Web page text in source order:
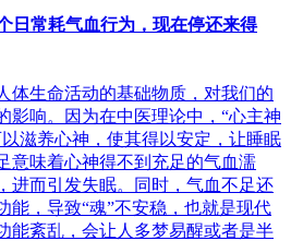
日常耗气血行为，现在停还来得
体生命活动的基础物质，对我们的
影响。因为在中医理论中，“心主神
滋养心神，使其得以安定，让睡眠
意味着心神得不到充足的气血濡
进而引发失眠。同时，气血不足还
能，导致“魂”不安稳，也就是现代
能紊乱，会让人多梦易醒或者是半